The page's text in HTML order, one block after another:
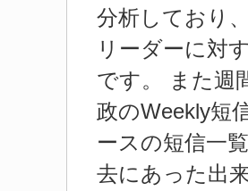
分析しており
リーダーに対
です。 また週
政のWeekly短
ースの短信一
去にあった出